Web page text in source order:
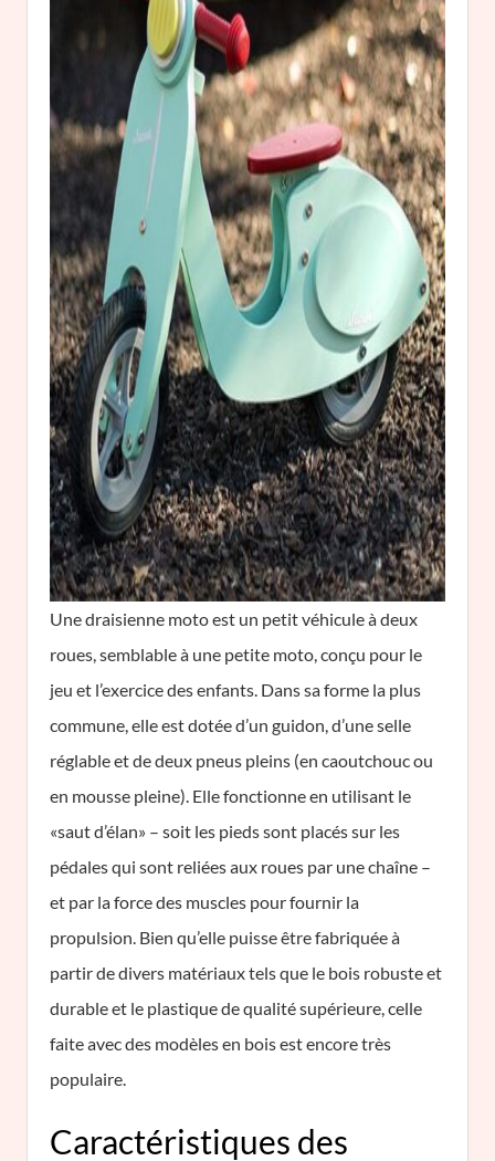
Une draisienne moto est un petit véhicule à deux
roues, semblable à une petite moto, conçu pour le
jeu et l’exercice des enfants. Dans sa forme la plus
commune, elle est dotée d’un guidon, d’une selle
réglable et de deux pneus pleins (en caoutchouc ou
en mousse pleine). Elle fonctionne en utilisant le
«saut d’élan» – soit les pieds sont placés sur les
pédales qui sont reliées aux roues par une chaîne –
et par la force des muscles pour fournir la
propulsion. Bien qu’elle puisse être fabriquée à
partir de divers matériaux tels que le bois robuste et
durable et le plastique de qualité supérieure, celle
faite avec des modèles en bois est encore très
populaire.
Caractéristiques des